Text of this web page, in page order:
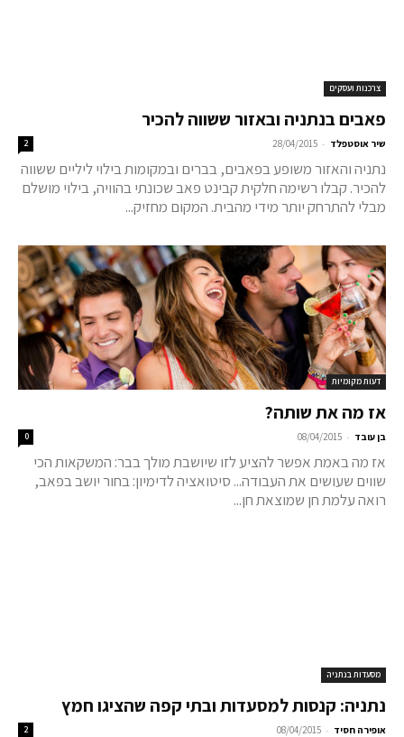
צרכנות ועסקים
פאבים בנתניה ובאזור ששווה להכיר
שיר אוסטפלד -
28/04/2015
2
נתניה והאזור משופע בפאבים, בברים ובמקומות בילוי ליליים ששווה
להכיר. קבלו רשימה חלקית קבינט פאב שכונתי בהוויה, בילוי מושלם
מבלי להתרחק יותר מידי מהבית. המקום מחזיק...
דעות מקומיות
אז מה את שותה?
בן עובד -
08/04/2015
0
אז מה באמת אפשר להציע לזו שיושבת מולך בבר: המשקאות הכי
שווים שעושים את העבודה... סיטואציה לדימיון: בחור יושב בפאב,
רואה עלמת חן שמוצאת חן...
מסעדות בנתניה
נתניה: קנסות למסעדות ובתי קפה שהציגו חמץ
אופירה חסיד -
08/04/2015
2